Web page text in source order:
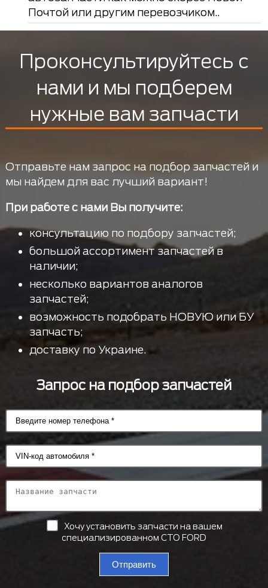
Почтой или другим перевозчиком..
Проконсультируйтесь с
нами и мы подберем
нужные вам запчасти
Отправьте нам запрос на подбор запчастей и
мы найдем для вас лучший вариант!
При работе с нами Вы получите:
консультацию по подбору запчастей;
большой ассортимент запчастей в
наличии;
несколько вариантов аналогов
запчастей;
возможность подобрать НОВУЮ или БУ
запчасть;
доставку по Украине.
Запрос на подбор запчастей
Хочу установить запчасти на вашем
специализированном СТО FORD
Отправить